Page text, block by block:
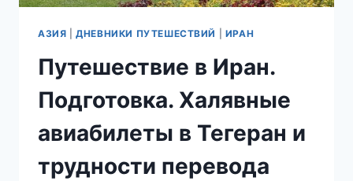
АЗИЯ |ДНЕВНИКИ ПУТЕШЕСТВИЙ ИРАН
Путешествие в Иран.
Подготовка. Халявные
авиабилеты в Тегеран и
трудности перевода